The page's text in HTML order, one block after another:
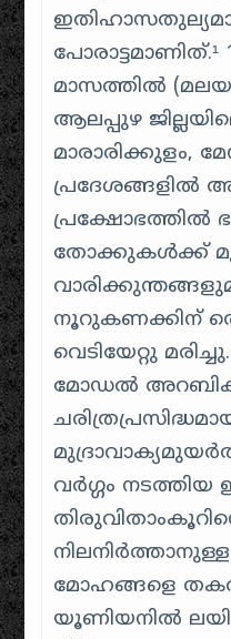
മാസത്തിൽ
ആലപ്പുഴ
മാരാരിക്കുളം,
പ്രദേശങ്ങളിൽ
പ്രക്ഷോഭത്തിൽ
തോക്കുകൾക്ക്
നൂറുകണക്കിന്
വെടിയേറ്റു
മോഡൽ
വർഗ്ഗം നടത്തിയ
നിലനിർത്താനുള്ള
മോഹങ്ങളെ
യൂണിയനിൽ